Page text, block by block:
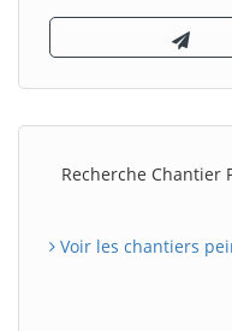
Recherche Chantier
Voir les chantiers